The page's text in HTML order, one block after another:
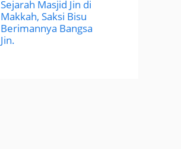
Sejarah Masjid Jin di
Makkah, Saksi Bisu
Berimannya Bangsa
Jin.